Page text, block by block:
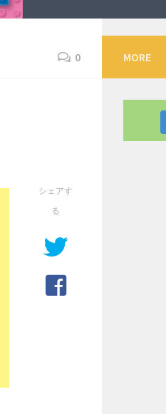
0
シェアす
る
MORE